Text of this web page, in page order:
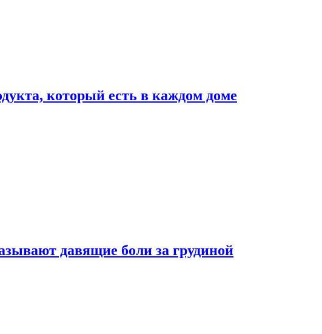
который есть в каждом доме
давящие боли за грудиной